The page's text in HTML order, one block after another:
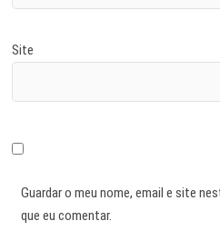
Site
Guardar o meu nome, email e site
que eu comentar.